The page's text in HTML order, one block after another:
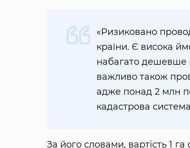
«Ризиковано
країни. Є висока
набагато дешевше
важливо також
адже понад 2 млн
кадастрова
За його словами, вартість 1